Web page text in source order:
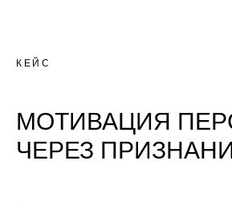
КЕЙС
МОТИВАЦИЯ
ЧЕРЕЗ